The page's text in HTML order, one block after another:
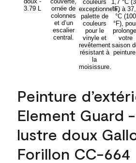
Peinture
Element Guard
lustre doux
Forillon CC-664